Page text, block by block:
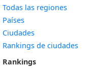
Todas las regiones
Países
Ciudades
Rankings de ciudades
Rankings